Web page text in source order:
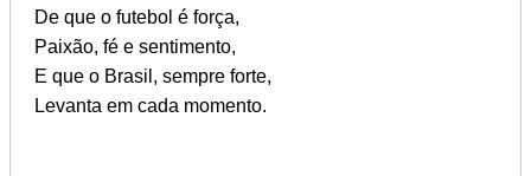
De que o futebol é força,
Paixão, fé e sentimento,
E que o Brasil, sempre forte,
Levanta em cada momento.